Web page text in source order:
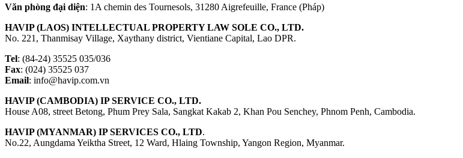
Văn phòng đại diện: 1A chemin des Tournesols, 31280 Aigrefeuille, France (Pháp)
HAVIP (LAOS) INTELLECTUAL PROPERTY LAW SOLE CO., LTD.
No. 221, Thanmisay Village, Xaythany district, Vientiane Capital, Lao DPR.
Tel: (84-24) 35525 035/036
Fax: (024) 35525 037
Email: info@havip.com.vn
HAVIP (CAMBODIA) IP SERVICE CO., LTD.
House A08, street Betong, Phum Prey Sala, Sangkat Kakab 2, Khan Pou Senchey, Phnom Penh, Cambodia.
HAVIP (MYANMAR) IP SERVICES CO., LTD.
No.22, Aungdama Yeiktha Street, 12 Ward, Hlaing Township, Yangon Region, Myanmar.